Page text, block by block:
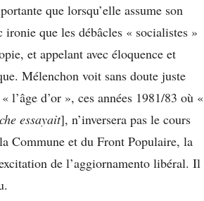
que lorsqu’elle assume son
que les débâcles « socialistes »
et appelant avec éloquence et
Mélenchon voit sans doute juste
d’or », ces années 1981/83 où «
essayait], n’inversera pas le cours
Commune et du Front Populaire, la
de l’aggiornamento libéral. Il